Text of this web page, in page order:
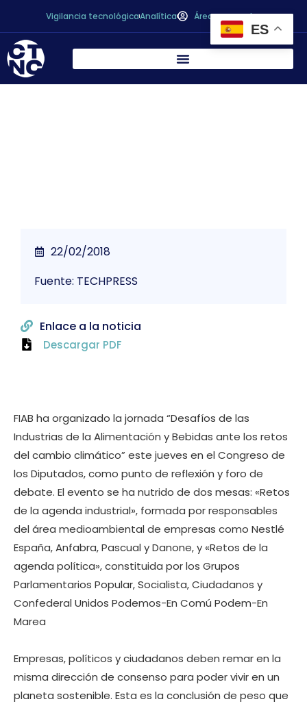
Vigilancia tecnológicaAnalítica Área personal
FIAB ha organizado la jornada “Desafíos de las
Industrias de la Alimentación y Bebidas ante los retos
del cambio climático” este jueves en el Congreso de
los Diputados, como punto de reflexión y foro de
debate. El evento se ha nutrido de dos mesas: «Retos
de la agenda industrial», formada por responsables
del área medioambiental de empresas como Nestlé
España, Anfabra, Pascual y Danone, y «Retos de la
agenda política», constituida por los Grupos
Parlamentarios Popular, Socialista, Ciudadanos y
Confederal Unidos Podemos-En Comú Podem-En
Marea
Empresas, políticos y ciudadanos deben remar en la
misma dirección de consenso para poder vivir en un
planeta sostenible. Esta es la conclusión de peso que
22/02/2018
Fuente: TECHPRESS
Enlace a la noticia
Descargar PDF
ES